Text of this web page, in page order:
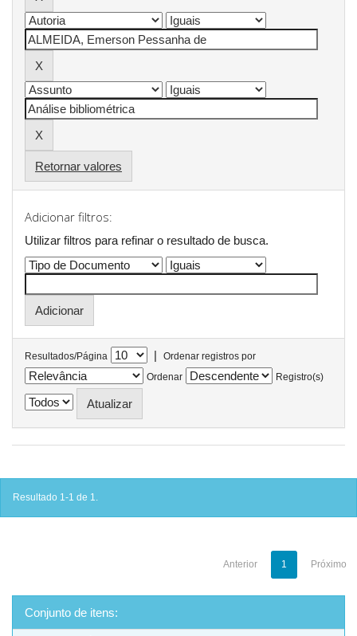
Retornar valores
Adicionar filtros:
Utilizar filtros para refinar o resultado de busca.
Resultados/Página |
Ordenar registros por
Ordenar
Registro(s)
Resultado 1-1 de 1.
Anterior 1 Próximo
Conjunto de itens: